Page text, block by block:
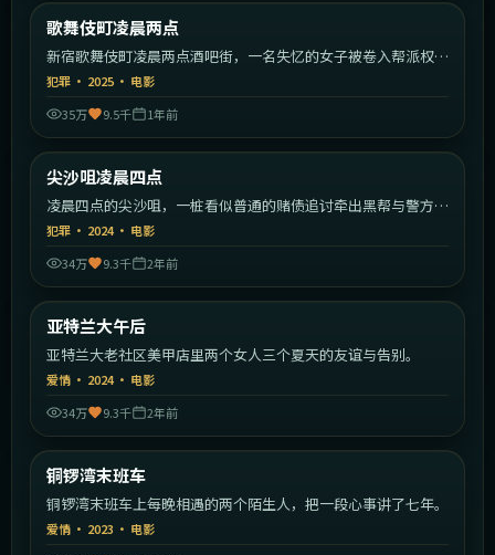
热门
歌舞伎町凌晨两点
新宿歌舞伎町凌晨两点酒吧街，一名失忆的女子被卷入帮派权力
斗争。
犯罪 · 2025 · 电影
35万
9.5千 1年前
热门
尖沙咀凌晨四点
凌晨四点的尖沙咀，一桩看似普通的赌债追讨牵出黑帮与警方的
暗战。
犯罪 · 2024· 电影
34万
9.3千 2年前
热门
亚特兰大午后
亚特兰大老社区美甲店里两个女人三个夏天的友谊与告别。
爱情 · 2024· 电影
34万
9.3千 2年前
热门
铜锣湾末班车
铜锣湾末班车上每晚相遇的两个陌生人，把一段心事讲了七年。
爱情 · 2023 · 电影